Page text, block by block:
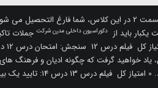
درس 12: تعهد خود را بسازید و اجرا کنید – قسمت 2 در این کلاس،
باید از دکوراسیون داخلی مدرن شرکت جملات
خواهید گرفت که چگونه ادیان و فرهنگ